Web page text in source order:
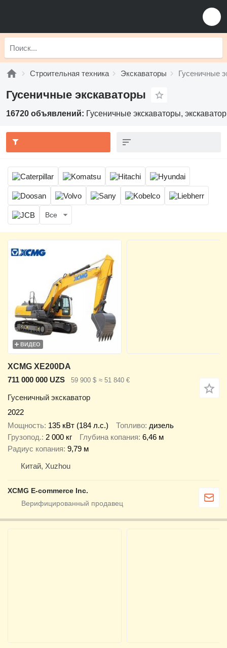
Строительная техника Экскаваторы Гусеничные
Гусеничные экскаваторы
16720 объявлений: Гусеничные экскаваторы,
Все
ВИДЕО
XCMG XE200DA
711 000 000 UZS
59 900 $ ≈ 51 840 €
Гусеничный экскаватор
2022
Мощность 135 кВт (184 л.с.) Топливо дизель
Грузопод. 2 000 кг Глубина копания 6,46 м
Радиус копания 9,79 м
Китай, Xuzhou
XCMG E-commerce Inc.